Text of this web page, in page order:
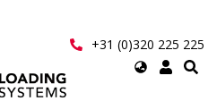
+31 (0)320 225 225
Select